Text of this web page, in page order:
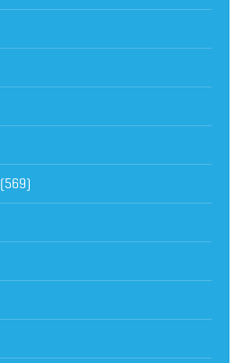
(569)